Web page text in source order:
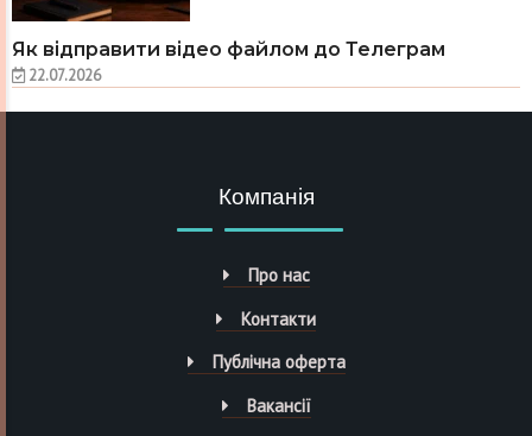
Як відправити відео файлом до Телеграм
22.07.2026
Компанія
Про нас
Контакти
Публічна оферта
Вакансії